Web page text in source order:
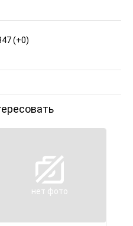
(+0)
нет фото